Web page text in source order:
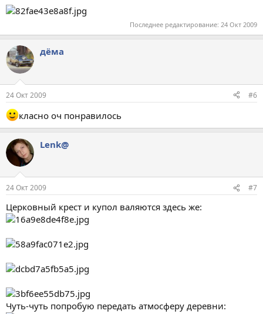
Последнее редактирование: 24 Окт 2009
дёма
24 Окт 2009 #6
класно оч понравилось
Lenk@
24 Окт 2009 #7
Церковный крест и купол валяются здесь же:
Чуть-чуть попробую передать атмосферу деревни: